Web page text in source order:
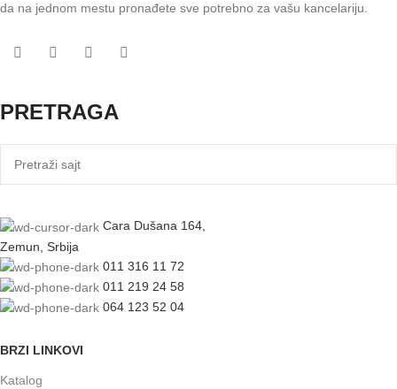
da na jednom mestu pronađete sve potrebno za vašu kancelariju.
PRETRAGA
Cara Dušana 164,
Zemun, Srbija
011 316 11 72
011 219 24 58
064 123 52 04
BRZI LINKOVI
Katalog